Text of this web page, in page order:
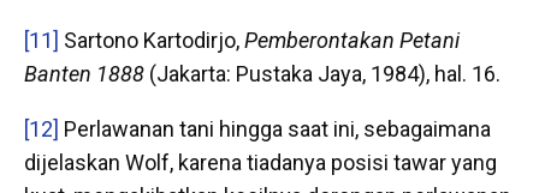
[11] Sartono Kartodirjo,Pemberontakan Petani
Banten 1888 (Jakarta: Pustaka Jaya, 1984), hal. 16.
[12] Perlawanan tani hingga saat ini, sebagaimana
dijelaskan Wolf, karena tiadanya posisi tawar yang